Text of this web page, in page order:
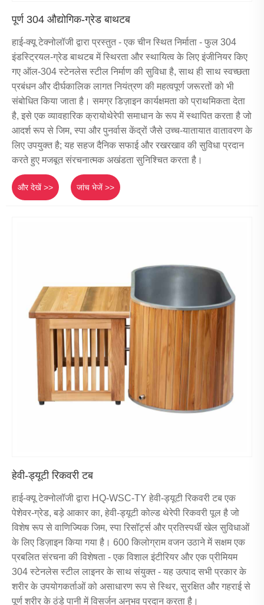
पूर्ण 304 औद्योगिक-ग्रेड बाथटब
हाई-क्यू टेक्नोलॉजी द्वारा प्रस्तुत - एक चीन स्थित निर्माता - फुल 304
इंडस्ट्रियल-ग्रेड बाथटब में स्थिरता और स्थायित्व के लिए इंजीनियर किए
गए ऑल-304 स्टेनलेस स्टील निर्माण की सुविधा है, साथ ही साथ स्वच्छता
प्रबंधन और दीर्घकालिक लागत नियंत्रण की महत्वपूर्ण जरूरतों को भी
संबोधित किया जाता है। समग्र डिज़ाइन कार्यक्षमता को प्राथमिकता देता
है, इसे एक व्यावहारिक क्रायोथेरेपी समाधान के रूप में स्थापित करता है जो
आदर्श रूप से जिम, स्पा और पुनर्वास केंद्रों जैसे उच्च-यातायात वातावरण के
लिए उपयुक्त है; यह सहज दैनिक सफाई और रखरखाव की सुविधा प्रदान
करते हुए मजबूत संरचनात्मक अखंडता सुनिश्चित करता है।
और देखें >> जांच भेजें >>
हेवी-ड्यूटी रिकवरी टब
हाई-क्यू टेक्नोलॉजी द्वारा HQ-WSC-TY हेवी-ड्यूटी रिकवरी टब एक
पेशेवर-ग्रेड, बड़े आकार का, हेवी-ड्यूटी कोल्ड थेरेपी रिकवरी पूल है जो
विशेष रूप से वाणिज्यिक जिम, स्पा रिसॉर्ट्स और प्रतिस्पर्धी खेल सुविधाओं
के लिए डिज़ाइन किया गया है। 600 किलोग्राम वजन उठाने में सक्षम एक
प्रबलित संरचना की विशेषता - एक विशाल इंटीरियर और एक प्रीमियम
304 स्टेनलेस स्टील लाइनर के साथ संयुक्त - यह उत्पाद सभी प्रकार के
शरीर के उपयोगकर्ताओं को असाधारण रूप से स्थिर, सुरक्षित और गहराई से
पूर्ण शरीर के ठंडे पानी में विसर्जन अनुभव प्रदान करता है।